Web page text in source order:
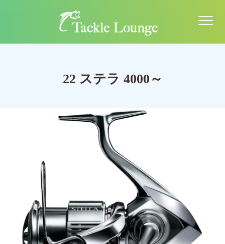
22 ステラ 4000～